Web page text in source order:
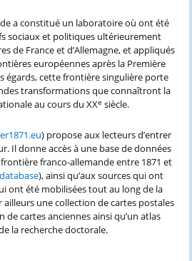
a constitué un laboratoire où ont été
sociaux et politiques ultérieurement
de France et d’Allemagne, et appliqués
européennes après la Première
égards, cette frontière singulière porte
transformations que connaîtront la
au cours du XXe siècle.
) propose aux lecteurs d’entrer
Il donne accès à une base de données
franco-allemande entre 1871 et
), ainsi qu’aux sources qui ont
ont été mobilisées tout au long de la
ailleurs une collection de cartes postales
cartes anciennes ainsi qu’un atlas
la recherche doctorale.